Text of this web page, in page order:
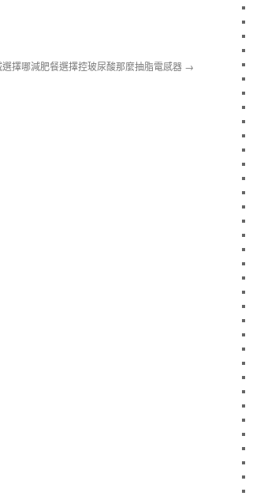
擇哪減肥餐選擇控玻尿酸那麼抽脂電感器 →